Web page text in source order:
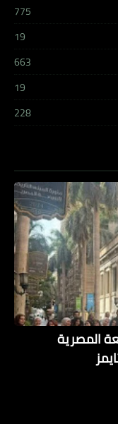
775
19
663
19
228
المصرية